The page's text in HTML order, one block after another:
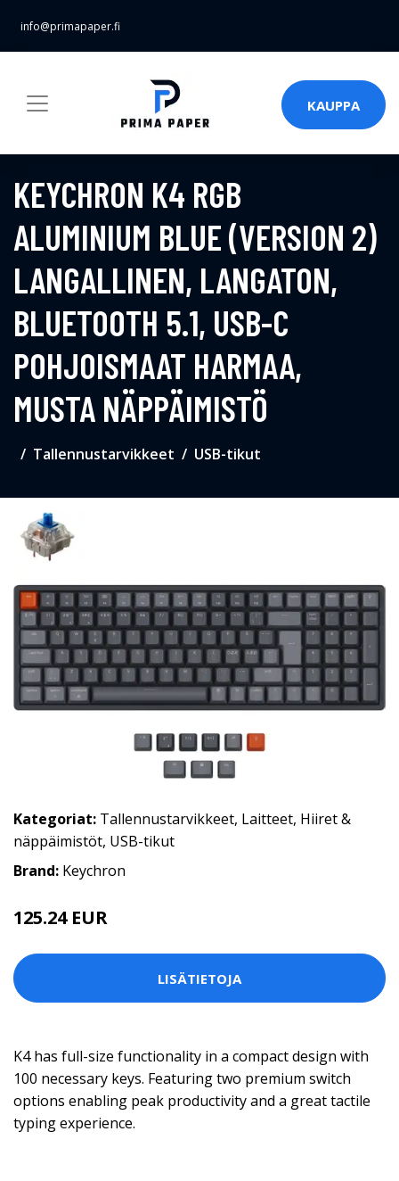
info@primapaper.fi
KAUPPA
KEYCHRON K4 RGB
ALUMINIUM BLUE (VERSION 2)
LANGALLINEN, LANGATON,
BLUETOOTH 5.1, USB-C
POHJOISMAAT HARMAA,
MUSTA NÄPPÄIMISTÖ
Tallennustarvikkeet USB-tikut
Kategoriat: Tallennustarvikkeet, Laitteet, Hiiret &
näppäimistöt, USB-tikut
Brand: Keychron
125.24 EUR
LISÄTIETOJA
K4 has full-size functionality in a compact design with
100 necessary keys. Featuring two premium switch
options enabling peak productivity and a great tactile
typing experience.